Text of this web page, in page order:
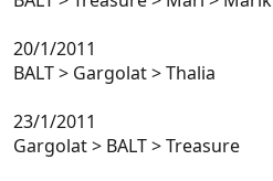
20/1/2011
BALT > Gargolat > Thalia
23/1/2011
Gargolat > BALT > Treasure